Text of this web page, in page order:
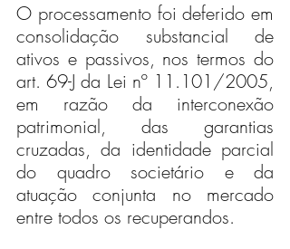
O processamento foi deferido em
consolidação substancial de
ativos e passivos, nos termos do
art. 69-J da Lei nº 11.101/2005,
em razão da interconexão
patrimonial, das garantias
cruzadas, da identidade parcial
do quadro societário e da
atuação conjunta no mercado
entre todos os recuperandos.